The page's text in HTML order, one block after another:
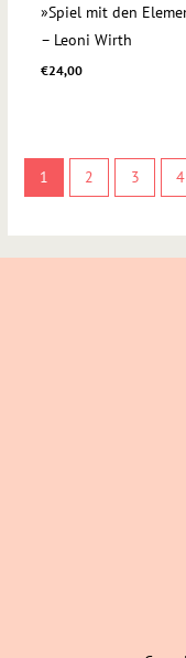
»Spiel mit den
– Leoni Wirth
€24,00
1 2 3 4